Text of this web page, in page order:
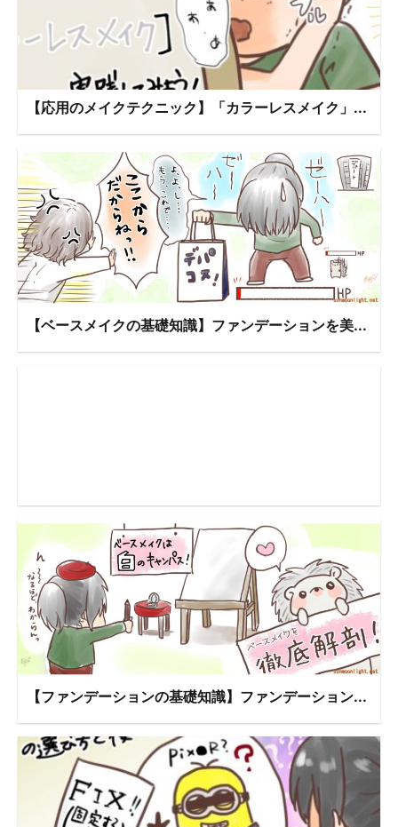
【応用のメイクテクニック】「カラーレスメイク」...
【ベースメイクの基礎知識】ファンデーションを美...
【ファンデーションの基礎知識】ファンデーション...